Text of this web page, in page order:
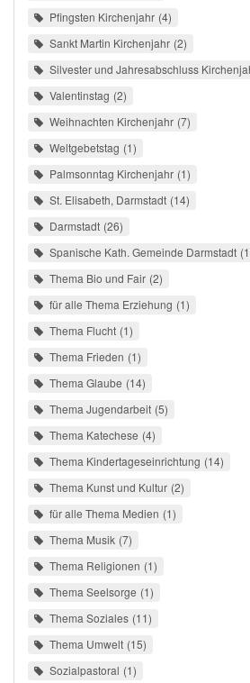
Pfingsten Kirchenjahr 4
Sankt Martin Kirchenjahr 2
Silvester und Jahresabschluss
Valentinstag 2
Weihnachten Kirchenjahr 7
Weltgebetstag 1
Palmsonntag Kirchenjahr 1
St. Elisabeth, Darmstadt 14
Darmstadt 26
Spanische Kath. Gemeinde Darmstadt 1
Thema Bio und Fair 2
für alle Thema Erziehung 1
Thema Flucht 1
Thema Frieden 1
Thema Glaube 14
Thema Jugendarbeit 5
Thema Katechese 4
Thema Kindertageseinrichtung 14
Thema Kunst und Kultur 2
für alle Thema Medien 1
Thema Musik 7
Thema Religionen 1
Thema Seelsorge 1
Thema Soziales 11
Thema Umwelt 15
Sozialpastoral 1